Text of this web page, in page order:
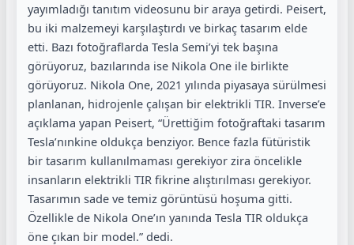
yayımladığı tanıtım videosunu bir araya getirdi. Peisert,
bu iki malzemeyi karşılaştırdı ve birkaç tasarım elde
etti. Bazı fotoğraflarda Tesla Semi’yi tek başına
görüyoruz, bazılarında ise Nikola One ile birlikte
görüyoruz. Nikola One, 2021 yılında piyasaya sürülmesi
planlanan, hidrojenle çalışan bir elektrikli TIR. Inverse’e
açıklama yapan Peisert, “Ürettiğim fotoğraftaki tasarım
Tesla’nınkine oldukça benziyor. Bence fazla fütüristik
bir tasarım kullanılmaması gerekiyor zira öncelikle
insanların elektrikli TIR fikrine alıştırılması gerekiyor.
Tasarımın sade ve temiz görüntüsü hoşuma gitti.
Özellikle de Nikola One’ın yanında Tesla TIR oldukça
öne çıkan bir model.” dedi.